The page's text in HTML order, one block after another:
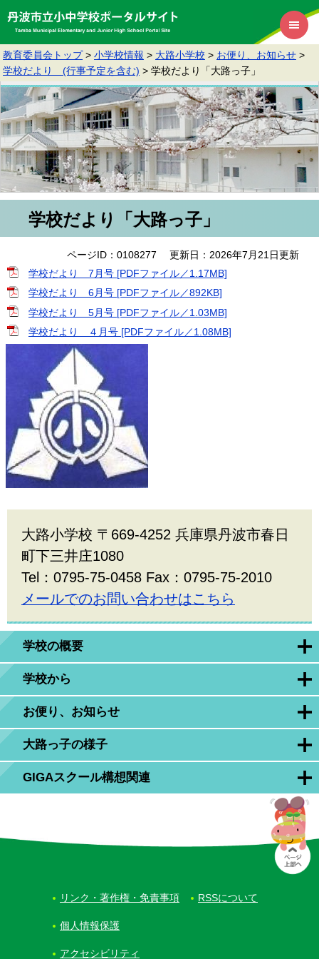
教育委員会トップ > 小学校情報 > 大路小学校 > お便り、お知らせ >
学校だより (行事予定を含む) > 学校だより「大路っ子」
学校の概要
学校から
お便り、お知らせ
大路っ子の様子
GIGAスクール構想関連
学校だより「大路っ子」
ページID：0108277
更新日：2026年7月21日更新
学校だより 7月号 [PDFファイル／1.17MB]
学校だより 6月号 [PDFファイル／892KB]
学校だより 5月号 [PDFファイル／1.03MB]
学校だより ４月号 [PDFファイル／1.08MB]
大路小学校 〒669-4252 兵庫県丹波市春日
町下三井庄1080
Tel：0795-75-0458 Fax：0795-75-2010
メールでのお問い合わせはこちら
リンク・著作権・免責事項 RSSについて
個人情報保護
アクセシビリティ